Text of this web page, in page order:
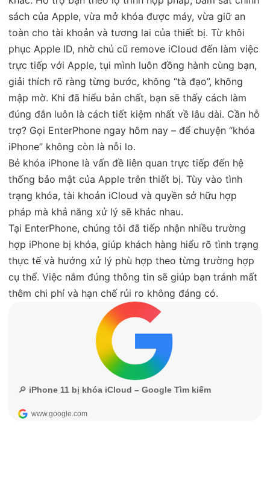
sách của Apple, vừa mở khóa được máy, vừa giữ an
toàn cho tài khoản và tương lai của thiết bị. Từ khôi
phục Apple ID, nhờ chủ cũ remove iCloud đến làm việc
trực tiếp với Apple, tụi mình luôn đồng hành cùng bạn,
giải thích rõ ràng từng bước, không “tà đạo”, không
mập mờ. Khi đã hiểu bản chất, bạn sẽ thấy cách làm
đúng đắn luôn là cách tiết kiệm nhất về lâu dài. Cần hỗ
trợ? Gọi EnterPhone ngay hôm nay – để chuyện “khóa
iPhone” không còn là nỗi lo.
Bẻ khóa iPhone là vấn đề liên quan trực tiếp đến hệ
thống bảo mật của Apple trên thiết bị. Tùy vào tình
trạng khóa, tài khoản iCloud và quyền sở hữu hợp
pháp mà khả năng xử lý sẽ khác nhau.
Tại EnterPhone, chúng tôi đã tiếp nhận nhiều trường
hợp iPhone bị khóa, giúp khách hàng hiểu rõ tình trạng
thực tế và hướng xử lý phù hợp theo từng trường hợp
cụ thể. Việc nắm đúng thông tin sẽ giúp bạn tránh mất
thêm chi phí và hạn chế rủi ro không đáng có.